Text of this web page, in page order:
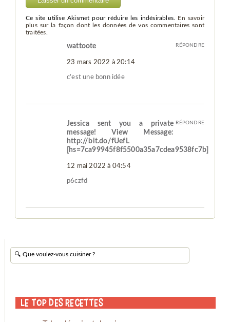
Ce site utilise Akismet pour réduire les indésirables. En savoir
plus sur la façon dont les données de vos commentaires sont
traitées.
wattoote
23 mars 2022 à 20:14
c’est une bonn idée
RÉPONDRE
Jessica sent you a private
message! View Message:
http://bit.do/fUefL
[hs=7ca99945f8f5500a35a7cdea9538fc7b]
12 mai 2022 à 04:54
p6czfd
RÉPONDRE
Le Top des Recettes